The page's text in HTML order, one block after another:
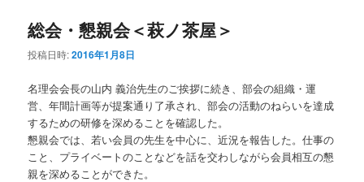
総会・懇親会＜萩ノ茶屋＞
投稿日時:2016年1月8日
名理会会長の山内 義治先生のご挨拶に続き、部会の組織・運
営、年間計画等が提案通り了承され、部会の活動のねらいを達成
するための研修を深めることを確認した。
懇親会では、若い会員の先生を中心に、近況を報告した。仕事の
こと、プライベートのことなどを話を交わしながら会員相互の懇
親を深めることができた。